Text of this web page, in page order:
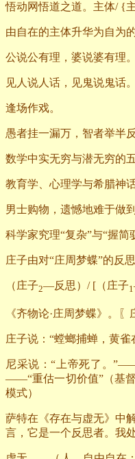
悟动网悟道之道。主体/ {
由自在的主体升华为自为
公说公有理，婆说婆有理。
见人说人话，见鬼说鬼话。
逢场作戏。
愚者挂一漏万，智者举半反
数学中实无穷与潜无穷的
教育学、心理学与希腊神
男士购物，遗憾地难于做
科学家究理“复杂”与“握简
庄子由对“庄周梦蝶”的反
（庄子2—反思） / [ （庄子1
《齐物论·庄周梦蝶》。〖
庄子说：“螳螂捕蝉，黄
尼采说：“上帝死了。
——“重估一切价值”（基
模式）
萨特在《存在与虚无》中
言，它是一个反思者。我